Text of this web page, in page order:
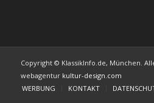
Copyright © KlassikInfo.de, München.
webagentur kultur-design.com
WERBUNG
KONTAKT